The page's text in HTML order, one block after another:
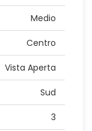
Medio
Centro
Vista Aperta
Sud
3